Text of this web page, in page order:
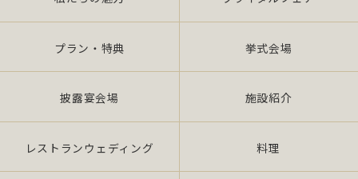
プラン・特典 挙式会場
披露宴会場 施設紹介
レストランウェディング 料理